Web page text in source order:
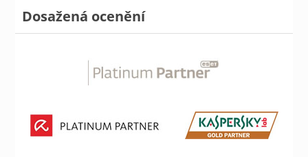
Dosažená ocenění